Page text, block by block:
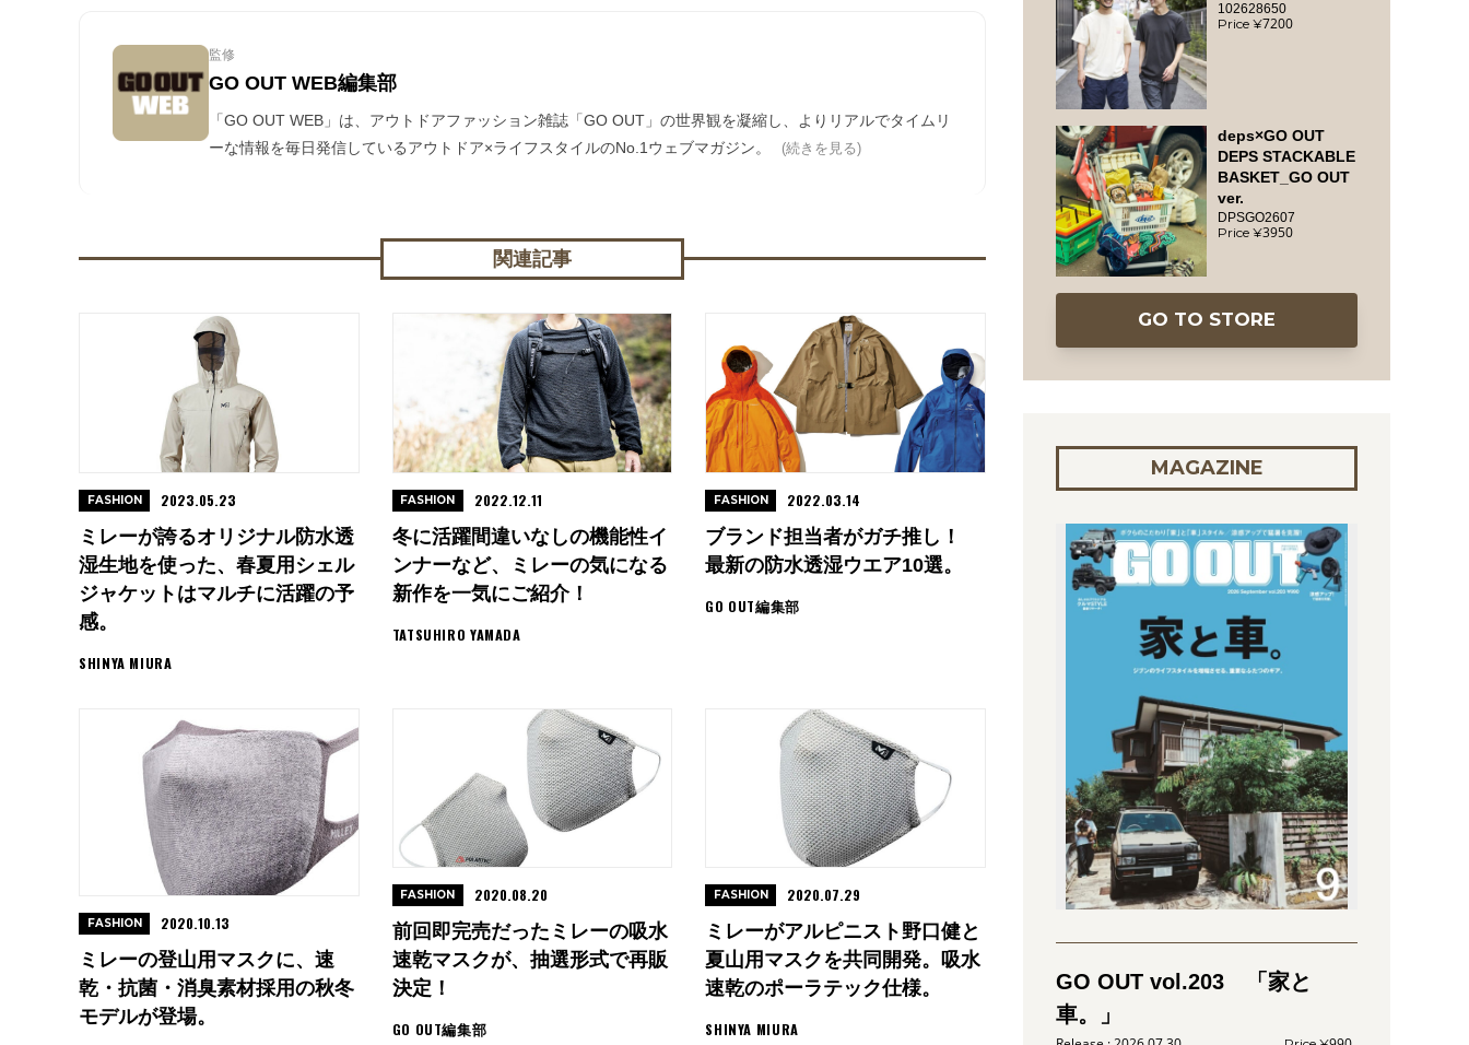
監修
GO OUT WEB編集部
「GO OUT WEB」は、アウトドアファッション雑誌「GO OUT」の世界観を凝縮し、よりリアルでタイムリ
ーな情報を毎日発信しているアウトドア×ライフスタイルのNo.1ウェブマガジン。
(続きを見る)
関連記事
ミレーが誇るオリジナル防水透
湿生地を使った、春夏用シェル
ジャケットはマルチに活躍の予
感。
SHINYA MIURA
FASHION 2023.05.23
冬に活躍間違いなしの機能性イ
ンナーなど、ミレーの気になる
新作を一気にご紹介！
TATSUHIRO YAMADA
FASHION 2022.12.11
ブランド担当者がガチ推し！
最新の防水透湿ウエア10選。
GO OUT編集部
FASHION 2022.03.14
ミレーの登山用マスクに、速
乾・抗菌・消臭素材採用の秋冬
モデルが登場。
FASHION 2020.10.13
前回即完売だったミレーの吸水
速乾マスクが、抽選形式で再販
決定！
GO OUT編集部
FASHION 2020.08.20
ミレーがアルピニスト野口健と
夏山用マスクを共同開発。吸水
速乾のポーラテック仕様。
SHINYA MIURA
FASHION 2020.07.29
102628650
7200
deps×GO OUT
DEPS STACKABLE
BASKET_GO OUT
ver.
DPSGO2607
3950
GO TO STORE
MAGAZINE
GO OUT vol.203 「家と
車。」